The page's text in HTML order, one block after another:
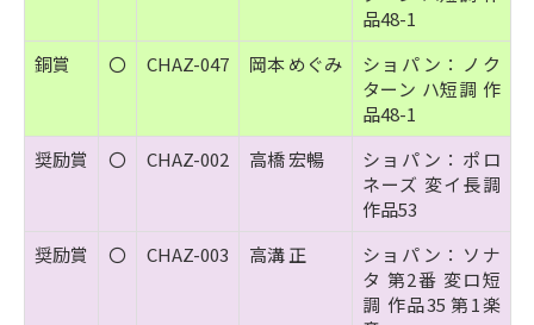
品48-1
銅賞
〇 CHAZ-047 岡本 めぐみ
ショパン：ノク
ターン ハ短調 作
品48-1
奨励賞
〇 CHAZ-002 高橋 宏暢
ショパン：ポロ
ネーズ 変イ長調
作品53
奨励賞
〇 CHAZ-003 高溝 正
ショパン：ソナ
タ 第2番 変ロ短
調 作品35 第1楽